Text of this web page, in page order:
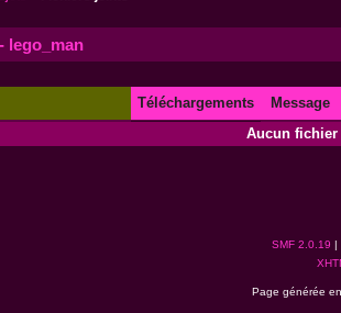
lego_man
Téléchargements
Message
Aucun fichier
SMF 2.0.19 |
Page générée